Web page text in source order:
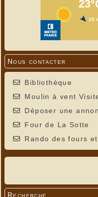
Nous contacter
Bibliothèque
Moulin à vent
Déposer une
Four de La Sotte
Rando des fours
Recherche